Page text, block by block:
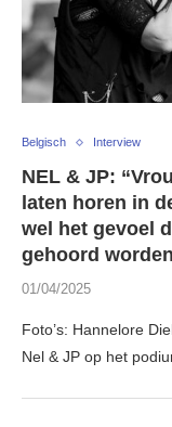
Belgisch Interview
NEL & JP:
laten horen in
wel het gevoel
gehoord
01/04/2025
Foto’s: Hannelore
Nel & JP op het